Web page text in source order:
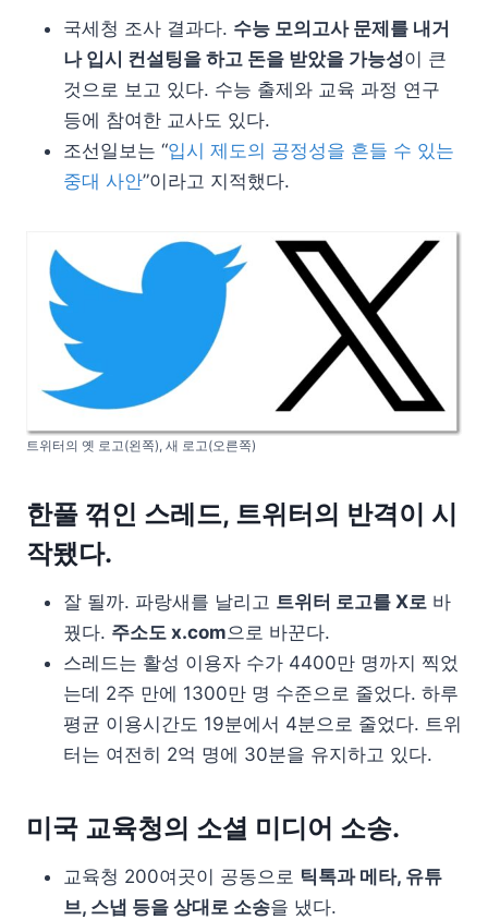
국세청 조사 결과다. 수능 모의고사 문제를 내거
나 입시 컨설팅을 하고 돈을 받았을 가능성이 큰
것으로 보고 있다. 수능 출제와 교육 과정 연구
등에 참여한 교사도 있다.
조선일보는 “입시 제도의 공정성을 흔들 수 있는
중대 사안”이라고 지적했다.
트위터의 옛 로고(왼쪽), 새 로고(오른쪽)
한풀 꺾인 스레드, 트위터의 반격이 시
작됐다.
잘 될까. 파랑새를 날리고 트위터 로고를 X로 바
꿨다. 주소도 x.com으로 바꾼다.
스레드는 활성 이용자 수가 4400만 명까지 찍었
는데 2주 만에 1300만 명 수준으로 줄었다. 하루
평균 이용시간도 19분에서 4분으로 줄었다. 트위
터는 여전히 2억 명에 30분을 유지하고 있다.
미국 교육청의 소셜 미디어 소송.
교육청 200여곳이 공동으로 틱톡과 메타, 유튜
브, 스냅 등을 상대로 소송을 냈다.